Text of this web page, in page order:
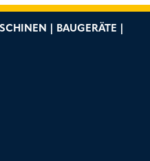
| BAUGERÄTE |